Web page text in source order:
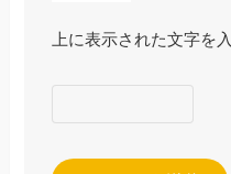
上に表示された文字を